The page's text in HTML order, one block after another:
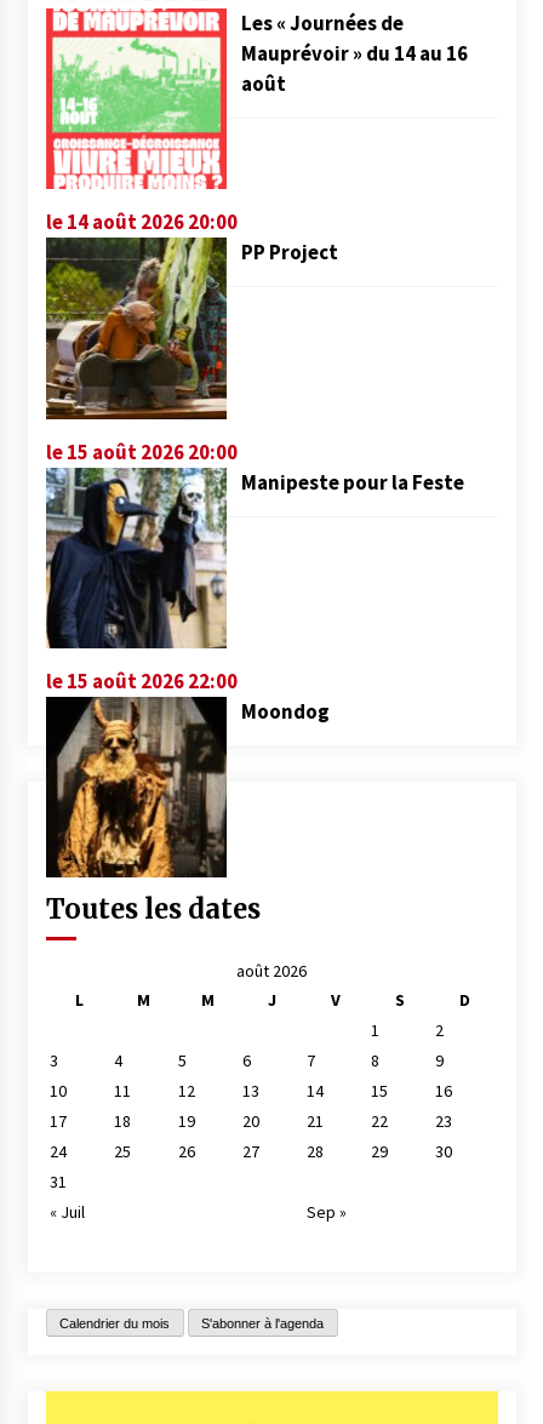
Les « Journées de
Mauprévoir » du 14 au 16
août
le 14 août 2026 20:00
PP Project
le 15 août 2026 20:00
Manipeste pour la Feste
le 15 août 2026 22:00
Moondog
Toutes les dates
août 2026
L
M M J V S
D
1
2
3
4 5 6 7 8
9
10
11 12 13 14 15
16
17
18 19 20 21 22
23
24
25 26 27 28 29
30
31
« Juil
Sep »
Calendrier du mois S'abonner à l'agenda